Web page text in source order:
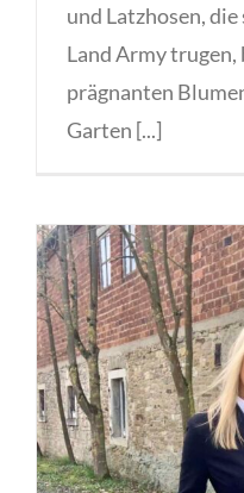
und Latzhosen,
Land Army trugen,
prägnanten
Garten [...]